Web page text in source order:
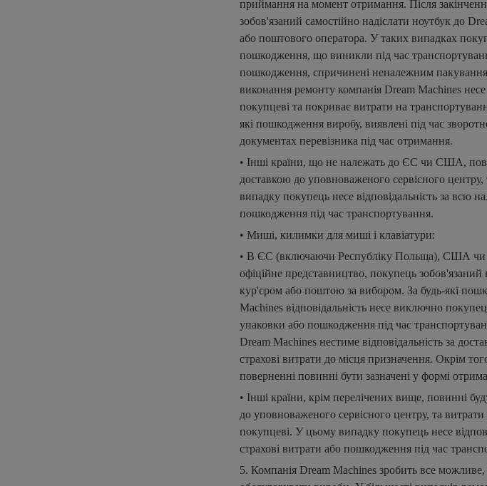
приймання на момент отримання. Після
зобов'язаний самостійно надіслати ноутбук до
або поштового оператора. У таких випадках
пошкодження, що виникли під час
пошкодження, спричинені неналежним
виконання ремонту компанія Dream Machines несе
покупцеві та покриває витрати на
які пошкодження виробу, виявлені під час
документах перевізника під час отримання.
• Інші країни, що не належать до ЄС чи США,
доставкою до уповноваженого сервісного
випадку покупець несе відповідальність за всю
пошкодження під час транспортування.
• Миші, килимки для миші і клавіатури:
• В ЄС (включаючи Республіку Польща), США чи
офіційне представництво, покупець
кур'єром або поштою за вибором. За будь-які
Machines відповідальність несе виключно
упаковки або пошкодження під час
Dream Machines нестиме відповідальність за
страхові витрати до місця призначення. Окрім
поверненні повинні бути зазначені у формі
• Інші країни, крім перелічених вище, повинні
до уповноваженого сервісного центру, та
покупцеві. У цьому випадку покупець несе
страхові витрати або пошкодження під час
5. Компанія Dream Machines зробить все